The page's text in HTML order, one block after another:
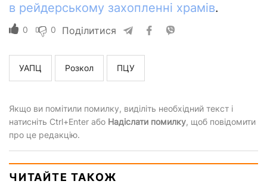
в рейдерському захопленні храмів.
0 0 Поділитися
УАПЦ Розкол ПЦУ
Якщо ви помітили помилку, виділіть необхідний текст і
натисніть Ctrl+Enter або Надіслати помилку, щоб повідомити
про це редакцію.
ЧИТАЙТЕ ТАКОЖ